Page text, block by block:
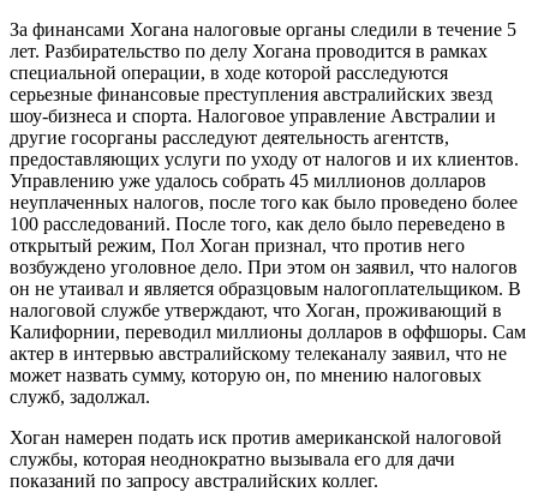
За финансами Хогана налоговые органы следили в течение 5
лет. Разбирательство по делу Хогана проводится в рамках
специальной операции, в ходе которой расследуются
серьезные финансовые преступления австралийских звезд
шоу-бизнеса и спорта. Налоговое управление Австралии и
другие госорганы расследуют деятельность агентств,
предоставляющих услуги по уходу от налогов и их клиентов.
Управлению уже удалось собрать 45 миллионов долларов
неуплаченных налогов, после того как было проведено более
100 расследований. После того, как дело было переведено в
открытый режим, Пол Хоган признал, что против него
возбуждено уголовное дело. При этом он заявил, что налогов
он не утаивал и является образцовым налогоплательщиком. В
налоговой службе утверждают, что Хоган, проживающий в
Калифорнии, переводил миллионы долларов в оффшоры. Сам
актер в интервью австралийскому телеканалу заявил, что не
может назвать сумму, которую он, по мнению налоговых
служб, задолжал.
Хоган намерен подать иск против американской налоговой
службы, которая неоднократно вызывала его для дачи
показаний по запросу австралийских коллег.